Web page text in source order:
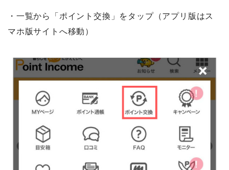
・一覧から「ポイント交換」をタップ（アプリ版はス
マホ版サイトへ移動）